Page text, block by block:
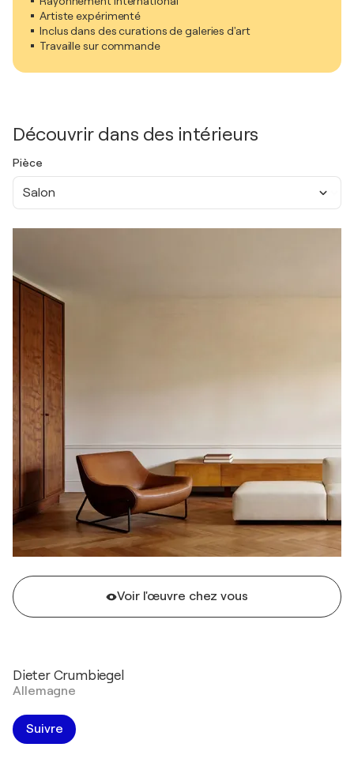
Artiste expérimenté
Inclus dans des curations de galeries d'art
Travaille sur commande
Découvrir dans des intérieurs
Pièce
Salon
Voir l'œuvre chez vous
Dieter Crumbiegel
Allemagne
Suivre